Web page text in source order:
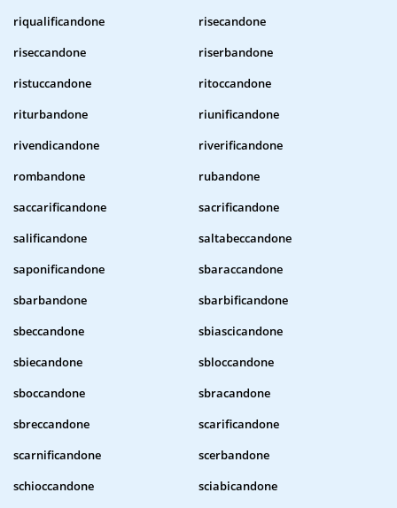
riqualificandone
risecandone
riseccandone
riserbandone
ristuccandone
ritoccandone
riturbandone
riunificandone
rivendicandone
riverificandone
rombandone
rubandone
saccarificandone
sacrificandone
salificandone
saltabeccandone
saponificandone
sbaraccandone
sbarbandone
sbarbificandone
sbeccandone
sbiascicandone
sbiecandone
sbloccandone
sboccandone
sbracandone
sbreccandone
scarificandone
scarnificandone
scerbandone
schioccandone
sciabicandone